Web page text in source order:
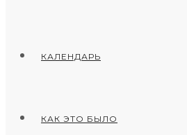
КАЛЕНДАРЬ
КАК ЭТО БЫЛО